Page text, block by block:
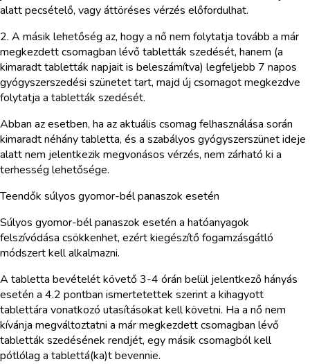
alatt pecsételő, vagy áttöréses vérzés előfordulhat.
2. A másik lehetőség az, hogy a nő nem folytatja tovább a már
megkezdett csomagban lévő tabletták szedését, hanem (a
kimaradt tabletták napjait is beleszámítva) legfeljebb 7 napos
gyógyszerszedési szünetet tart, majd új csomagot megkezdve
folytatja a tabletták szedését.
Abban az esetben, ha az aktuális csomag felhasználása során
kimaradt néhány tabletta, és a szabályos gyógyszerszünet ideje
alatt nem jelentkezik megvonásos vérzés, nem zárható ki a
terhesség lehetősége.
Teendők súlyos gyomor-bél panaszok esetén
Súlyos gyomor-bél panaszok esetén a hatóanyagok
felszívódása csökkenhet, ezért kiegészítő fogamzásgátló
módszert kell alkalmazni.
A tabletta bevételét követő 3-4 órán belül jelentkező hányás
esetén a 4.2 pontban ismertetettek szerint a kihagyott
tablettára vonatkozó utasításokat kell követni. Ha a nő nem
kívánja megváltoztatni a már megkezdett csomagban lévő
tabletták szedésének rendjét, egy másik csomagból kell
pótlólag a tablettá(ka)t bevennie.